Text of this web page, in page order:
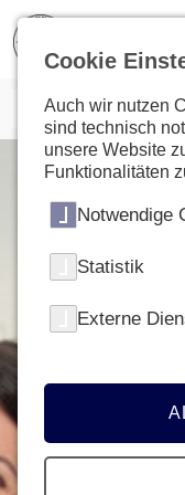
Cookie
Auch wir nutzen
sind technisch
unsere Website
Funktionalitäten
Notwendige
Statistik
Externe